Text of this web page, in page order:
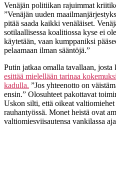
Venäjän politiikan rajuimmat
”Venäjän uuden
pitää saada kaikki venäläiset.
sotilaallisessa koalitiossa kyse ei
käytetään, vaan kumppaniksi
pelaamaan ilman sääntöjä.”
Putin jatkaa omalla tavallaan, josta
esittää mielellään tarinaa
kadulla. ”Jos yhteenotto on
ensin.” Olosuhteet pakottavat
Uskon silti, että oikeat valtiomiehet
rauhantyössä. Monet heistä ovat
valtiomiesviisautensa vankilassa